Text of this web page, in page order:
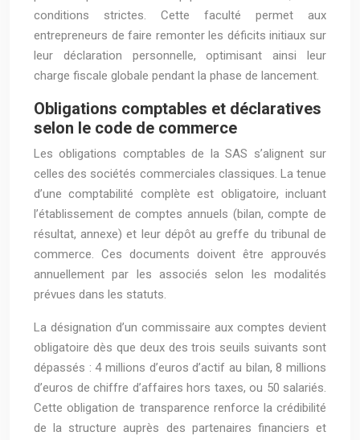
conditions strictes. Cette faculté permet aux
entrepreneurs de faire remonter les déficits initiaux sur
leur déclaration personnelle, optimisant ainsi leur
charge fiscale globale pendant la phase de lancement.
Obligations comptables et déclaratives
selon le code de commerce
Les obligations comptables de la SAS s’alignent sur
celles des sociétés commerciales classiques. La tenue
d’une comptabilité complète est obligatoire, incluant
l’établissement de comptes annuels (bilan, compte de
résultat, annexe) et leur dépôt au greffe du tribunal de
commerce. Ces documents doivent être approuvés
annuellement par les associés selon les modalités
prévues dans les statuts.
La désignation d’un commissaire aux comptes devient
obligatoire dès que deux des trois seuils suivants sont
dépassés : 4 millions d’euros d’actif au bilan, 8 millions
d’euros de chiffre d’affaires hors taxes, ou 50 salariés.
Cette obligation de transparence renforce la crédibilité
de la structure auprès des partenaires financiers et